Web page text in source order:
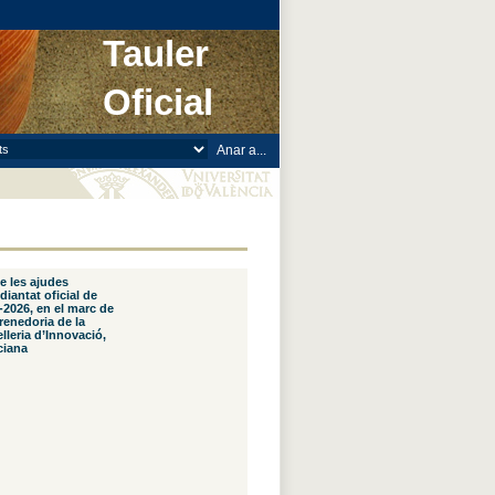
Tauler
Oficial
les ajudes
oficial de
en el marc de
de la
d’Innovació,